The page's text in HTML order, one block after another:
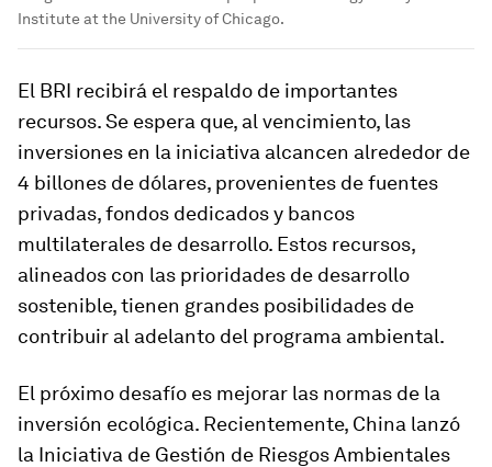
Institute at the University of Chicago.
El BRI recibirá el respaldo de importantes
recursos. Se espera que, al vencimiento, las
inversiones en la iniciativa alcancen alrededor de
4 billones de dólares, provenientes de fuentes
privadas, fondos dedicados y bancos
multilaterales de desarrollo. Estos recursos,
alineados con las prioridades de desarrollo
sostenible, tienen grandes posibilidades de
contribuir al adelanto del programa ambiental.
El próximo desafío es mejorar las normas de la
inversión ecológica. Recientemente, China lanzó
la Iniciativa de Gestión de Riesgos Ambientales